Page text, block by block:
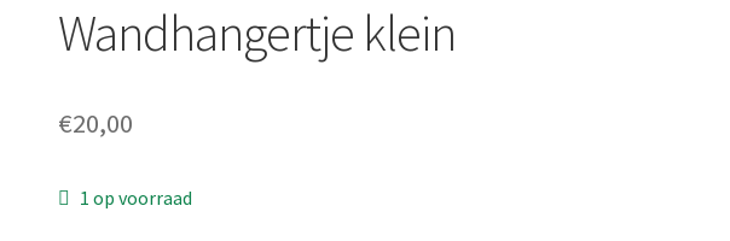
Wandhangertje klein
€20,00
1 op voorraad